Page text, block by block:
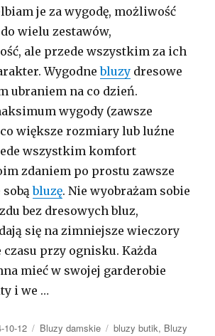
je za wygodę, możliwość
wielu zestawów,
ale przede wszystkim za ich
Wygodnebluzy dresowe
ubraniem na co dzień.
wygody (zawsze
większe rozmiary lub luźne
wszystkim komfort
zdaniem po prostu zawsze
sobąbluzę. Nie wyobrażam sobie
bez dresowych bluz,
się na zimniejsze wieczory
czasu przy ognisku. Każda
mieć w swojej garderobie
i we …
10-12 Kategorie
Bluzy damskie Tagi
bluzy butik, Bluzy